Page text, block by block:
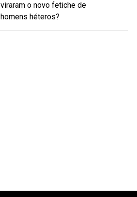
viraram o novo fetiche de
homens héteros?